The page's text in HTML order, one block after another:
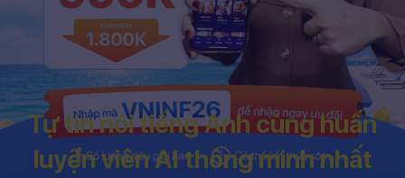
Tự tin nói tiếng Anh cùng huấn
luyện viên AI thông minh nhất